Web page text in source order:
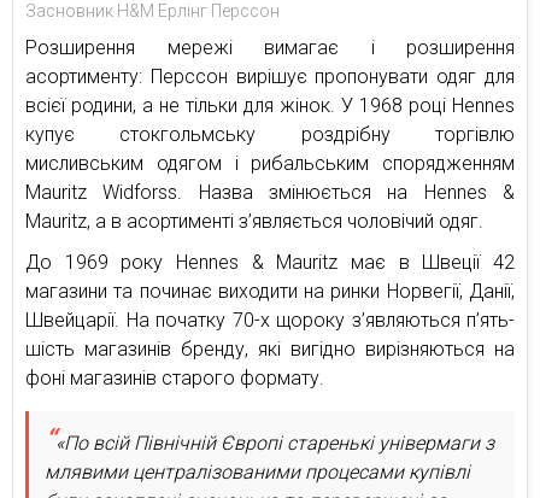
Засновник H&M Ерлінг Перссон
Розширення мережі вимагає і розширення
асортименту: Перссон вирішує пропонувати одяг для
всієї родини, а не тільки для жінок. У 1968 році Hennes
купує стокгольмську роздрібну торгівлю
мисливським одягом і рибальським спорядженням
Mauritz Widforss. Назва змінюється на Hennes &
Mauritz, а в асортименті з’являється чоловічий одяг.
До 1969 року Hennes & Mauritz має в Швеції 42
магазини та починає виходити на ринки Норвегії, Данії,
Швейцарії. На початку 70-х щороку з’являються п’ять-
шість магазинів бренду, які вигідно вирізняються на
фоні магазинів старого формату.
«По всій Північній Європі старенькі універмаги з
млявими централізованими процесами купівлі